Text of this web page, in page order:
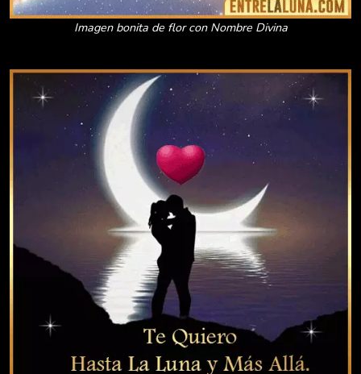
Imagen bonita de flor con Nombre Divina